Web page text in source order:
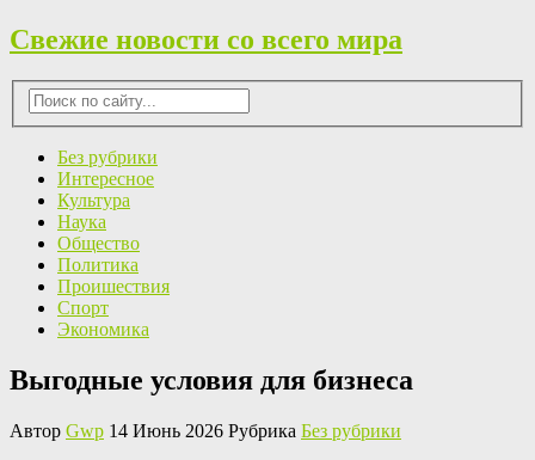
Свежие новости со всего мира
Без рубрики
Интересное
Культура
Наука
Общество
Политика
Проишествия
Спорт
Экономика
Выгодные условия для бизнеса
Автор Gwp 14 Июнь 2026 Рубрика Без рубрики